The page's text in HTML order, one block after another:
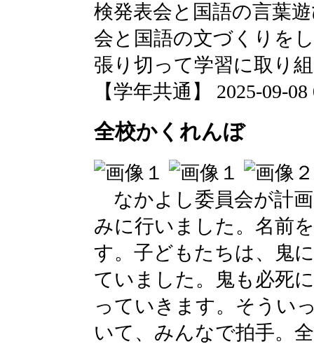
検発表会と国語の言葉
会と国語の文づくりを
張り切って学習に取り
【学年共通】 2025-09-
全校かくれんぼ
なかよし委員会が計
みに行いました。名前
す。子どもたちは、鬼
ていました。鬼も必死
っていきます。そうい
いて、みんなで拍手。